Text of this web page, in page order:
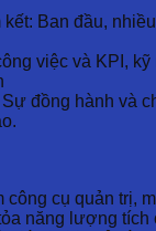
Ban đầu,
việc và KPI,
đồng hành và
cụ quản trị,
năng lượng